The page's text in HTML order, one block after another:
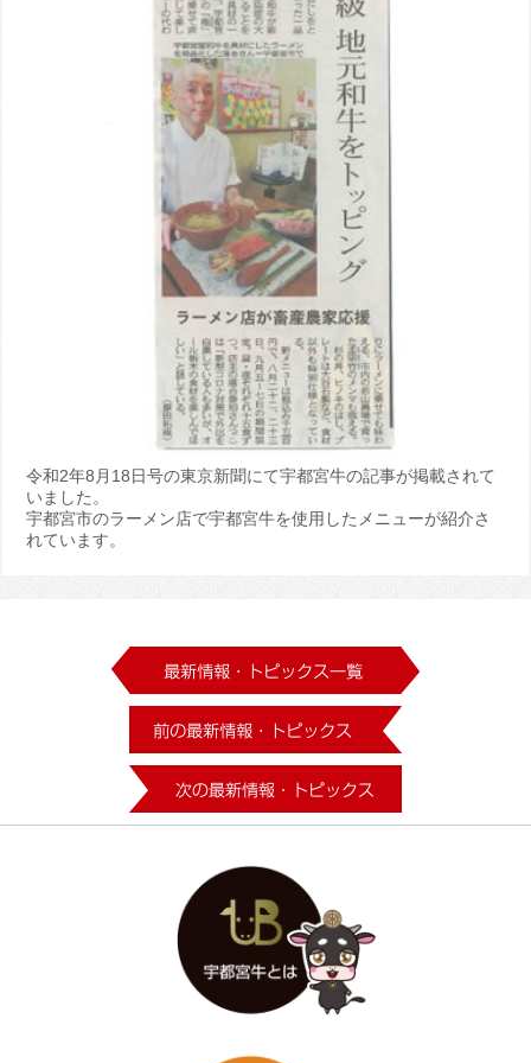
令和2年8月18日号の東京新聞にて宇都宮牛の記事が掲載されて
いました。
宇都宮市のラーメン店で宇都宮牛を使用したメニューが紹介さ
れています。